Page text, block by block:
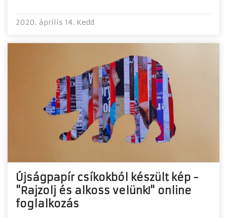
2020. április 14. Kedd
Újságpapír csíkokból készült kép -
"Rajzolj és alkoss velünk!" online
foglalkozás